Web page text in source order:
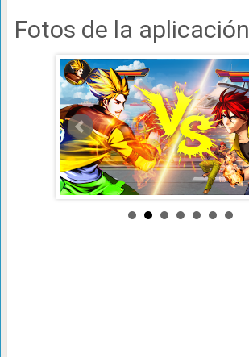
Fotos de la aplicación